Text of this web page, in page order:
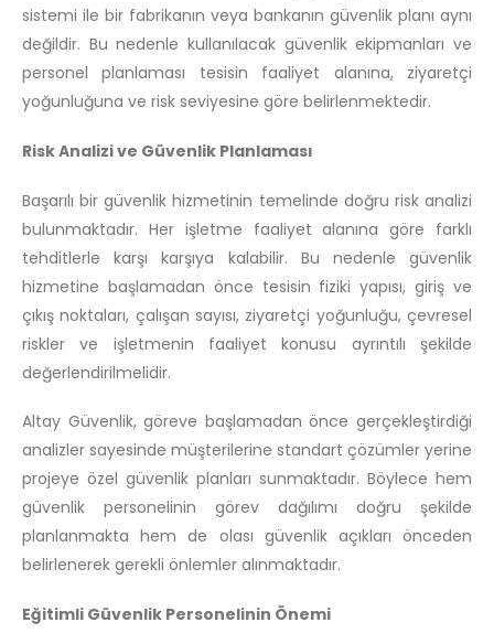
sistemi ile bir fabrikanın veya bankanın güvenlik planı aynı
değildir. Bu nedenle kullanılacak güvenlik ekipmanları ve
personel planlaması tesisin faaliyet alanına, ziyaretçi
yoğunluğuna ve risk seviyesine göre belirlenmektedir.
Risk Analizi ve Güvenlik Planlaması
Başarılı bir güvenlik hizmetinin temelinde doğru risk analizi
bulunmaktadır. Her işletme faaliyet alanına göre farklı
tehditlerle karşı karşıya kalabilir. Bu nedenle güvenlik
hizmetine başlamadan önce tesisin fiziki yapısı, giriş ve
çıkış noktaları, çalışan sayısı, ziyaretçi yoğunluğu, çevresel
riskler ve işletmenin faaliyet konusu ayrıntılı şekilde
değerlendirilmelidir.
Altay Güvenlik, göreve başlamadan önce gerçekleştirdiği
analizler sayesinde müşterilerine standart çözümler yerine
projeye özel güvenlik planları sunmaktadır. Böylece hem
güvenlik personelinin görev dağılımı doğru şekilde
planlanmakta hem de olası güvenlik açıkları önceden
belirlenerek gerekli önlemler alınmaktadır.
Eğitimli Güvenlik Personelinin Önemi